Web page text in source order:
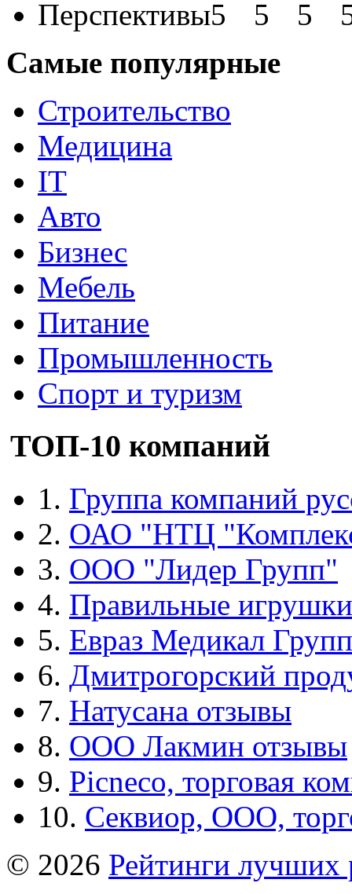
Перспективы
Самые популярные
Строительство
Медицина
IT
Авто
Бизнес
Мебель
Питание
Промышленность
Спорт и туризм
ТОП-10 компаний
1. Группа компаний
2. ОАО "НТЦ
3. ООО "Лидер Групп"
4. Правильные игрушки
5. Евраз Медикал Групп
6. Дмитрогорский
7. Натусана отзывы
8. ООО Лакмин отзывы
9. Picneco, торговая
10. Секвиор, ООО,
© 2026 Рейтинги лучших